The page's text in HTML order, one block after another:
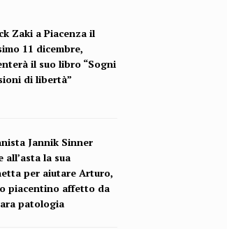
Zaki a Piacenza il
11 dicembre,
il suo libro “Sogni
di libertà”
Jannik Sinner
all’asta la sua
per aiutare Arturo,
piacentino affetto da
patologia